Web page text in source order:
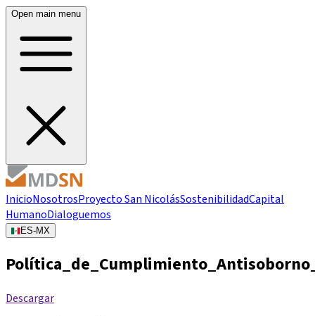
Open main menu
InicioNosotrosProyecto San NicolásSostenibilidadCapital
HumanoDialoguemos
ES-MX
Descargar